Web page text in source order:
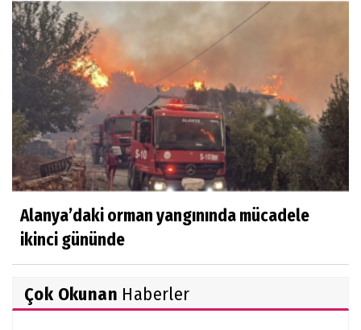
Alanya’daki orman yangınında mücadele
ikinci gününde
Çok Okunan Haberler